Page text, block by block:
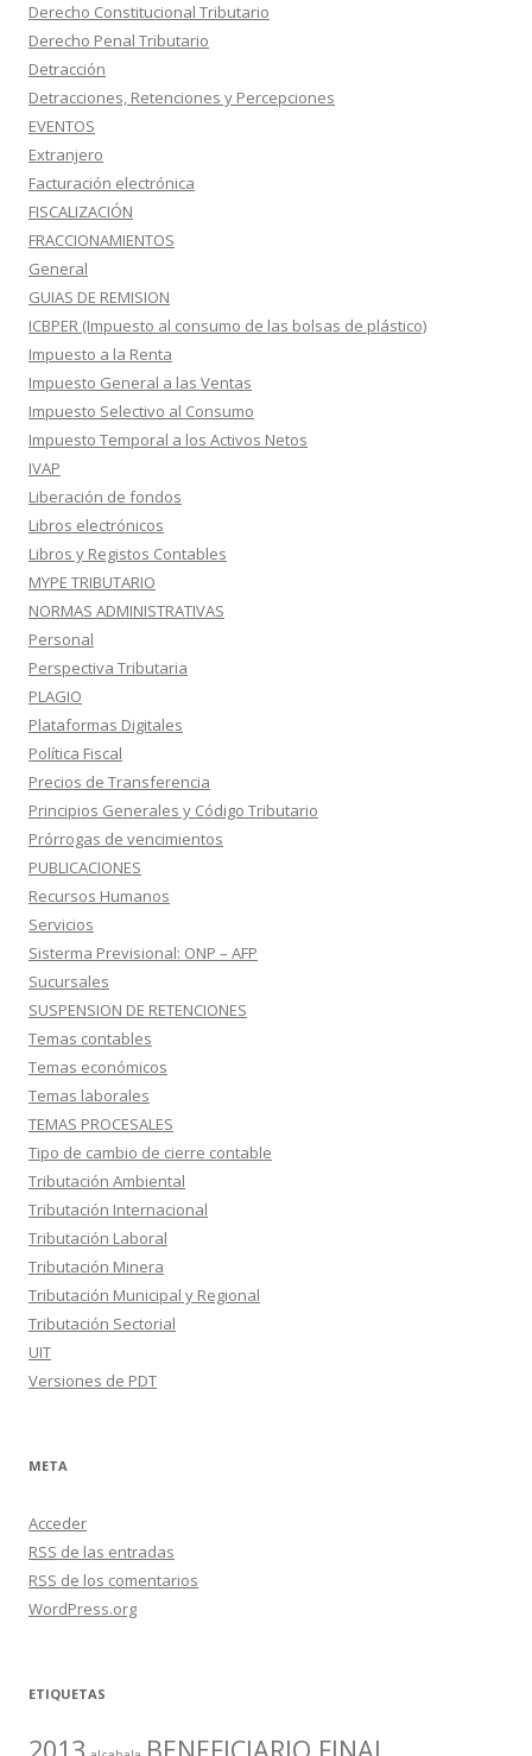
Derecho Constitucional Tributario
Derecho Penal Tributario
Detracción
Detracciones, Retenciones y Percepciones
EVENTOS
Extranjero
Facturación electrónica
FISCALIZACIÓN
FRACCIONAMIENTOS
General
GUIAS DE REMISION
ICBPER (Impuesto al consumo de las bolsas de plástico)
Impuesto a la Renta
Impuesto General a las Ventas
Impuesto Selectivo al Consumo
Impuesto Temporal a los Activos Netos
IVAP
Liberación de fondos
Libros electrónicos
Libros y Registos Contables
MYPE TRIBUTARIO
NORMAS ADMINISTRATIVAS
Personal
Perspectiva Tributaria
PLAGIO
Plataformas Digitales
Política Fiscal
Precios de Transferencia
Principios Generales y Código Tributario
Prórrogas de vencimientos
PUBLICACIONES
Recursos Humanos
Servicios
Sisterma Previsional: ONP – AFP
Sucursales
SUSPENSION DE RETENCIONES
Temas contables
Temas económicos
Temas laborales
TEMAS PROCESALES
Tipo de cambio de cierre contable
Tributación Ambiental
Tributación Internacional
Tributación Laboral
Tributación Minera
Tributación Municipal y Regional
Tributación Sectorial
UIT
Versiones de PDT
META
Acceder
RSS de las entradas
RSS de los comentarios
WordPress.org
ETIQUETAS